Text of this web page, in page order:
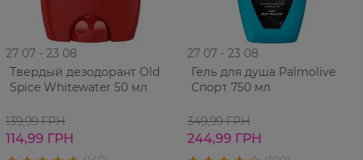
27 07 - 23 08
Твердый дезодорант Old
Spice Whitewater 50 мл
139,99 ГРН
114,99 ГРН
27 07 - 23 08
Гель для душа Palmolive
Спорт 750 мл
349,99 ГРН
244,99 ГРН